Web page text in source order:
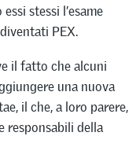
stessi l’esame
PEX.
il fatto che alcuni
una nuova
il che, a loro parere,
responsabili della